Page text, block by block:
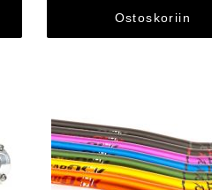
Ostoskoriin